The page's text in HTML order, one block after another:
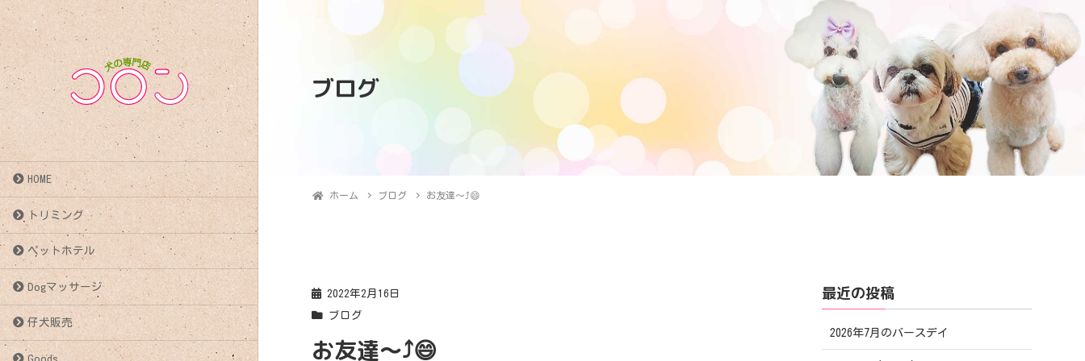
HOME
トリミング
ペットホテル
Dogマッサージ
仔犬販売
Goods
ブログ
ホーム ブログ お友達～⤴️😄
2022年2月16日
ブログ
お友達～⤴️😄
最近の投稿
2026年7月のバースデイ